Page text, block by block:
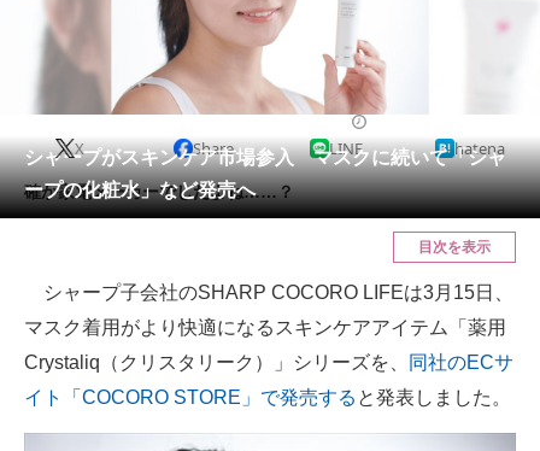
地域
教育・育児
リサーチ
会員記事
メディア
スマホと通信の最新トレンド
進化するPCとデバイスの未来
シャープがスキンケア市場参入 マスクに続いて「シャ
ープの化粧水」など発売へ
X Share LINE hatena
確か家電メーカーでしたよね……？
目次を表示
シャープ子会社のSHARP COCORO LIFEは3月15日、
マスク着用がより快適になるスキンケアアイテム「薬用
Crystaliq（クリスタリーク）」シリーズを、
同社のECサ
イト「COCORO STORE」で発売する と発表しました。